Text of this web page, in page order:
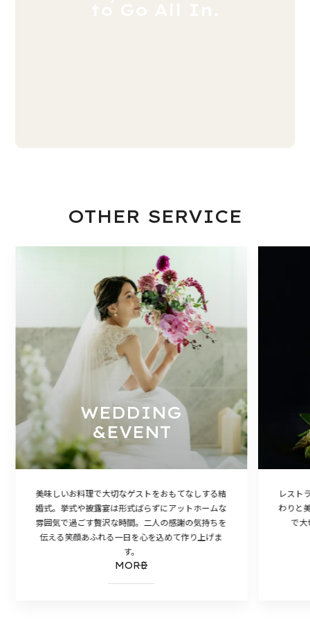
OTHER SERVICE
WEDDING
&EVENT
美味しいお料理で大切なゲストをおもてなしする結
婚式。挙式や披露宴は形式ばらずにアットホームな
雰囲気で過ごす贅沢な時間。二人の感謝の気持ちを
伝える笑顔あふれる一日を心を込めて作り上げま
す。
MORE
レスト
わりと
で大